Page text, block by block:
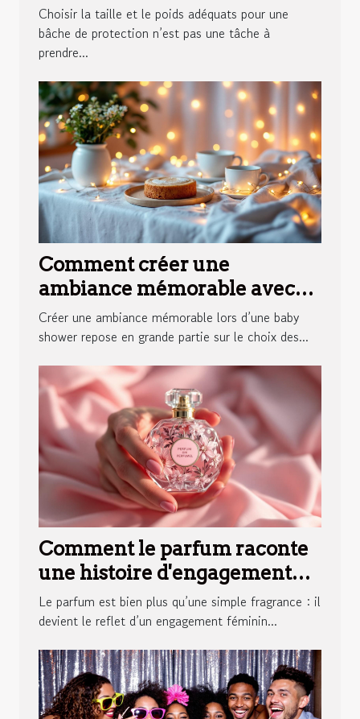
de protection ?
Choisir la taille et le poids adéquats pour une
bâche de protection n’est pas une tâche à
prendre...
Comment créer une
ambiance mémorable avec
des éclairages pour votre
baby shower ?
Créer une ambiance mémorable lors d’une baby
shower repose en grande partie sur le choix des...
Comment le parfum raconte
une histoire d'engagement
féminin ?
Le parfum est bien plus qu’une simple fragrance : il
devient le reflet d’un engagement féminin...